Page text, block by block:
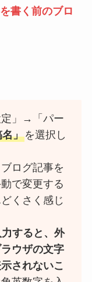
書く前のブロ
定」→「パー
名」を選択し
ログ記事を
で変更する
くさく感じ
すると、外
ウザの文字
されないこ